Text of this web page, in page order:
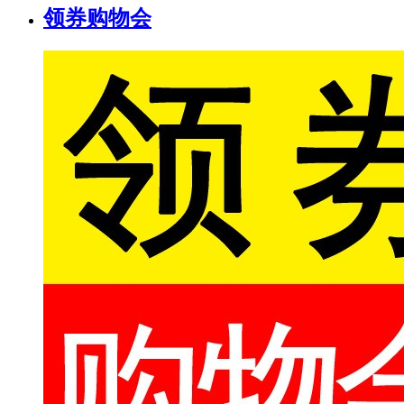
领券购物会